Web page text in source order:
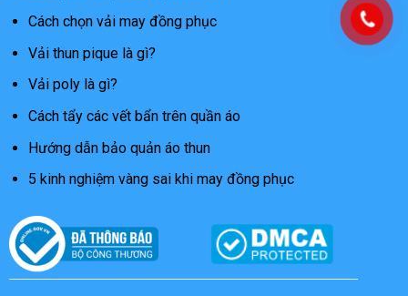
Cách chọn vải may đồng phục
Vải thun pique là gì?
Vải poly là gì?
Cách tẩy các vết bẩn trên quần áo
Hướng dẫn bảo quản áo thun
5 kinh nghiệm vàng sai khi may đồng phục